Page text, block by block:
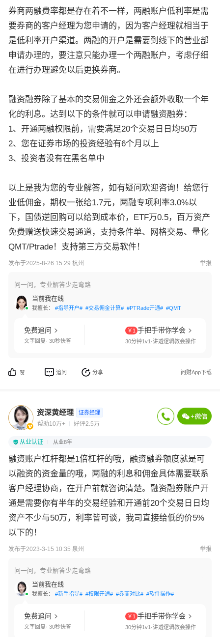
券商两融费率都是存在着不一样，两融账户低利率是需
要券商的客户经理为您申请的，因为客户经理就相当于
是低利率开户渠道。两融的开户是需要到线下的营业部
申请办理的，要注意只能办理一个两融账户，考虑仔细
在进行办理避免以后更换券商。
融资融券除了基本的交易佣金之外还会额外收取一个年
化的利息。达到以下的条件就可以申请融资融券：
1、开通两融权限前，需要满足20个交易日日均50万
2、您在证券市场的投资经验有6个月以上
3、投资者没有在黑名单中
以上是我为您的专业解答，如有疑问欢迎咨询！给您行
业低佣金，期权一张给1.7元，两融专项利率3.0%以
下，国债逆回购可以给到成本价，ETF万0.5，百万资产
免费赠送快速交易通道，支持条件单、网格交易、量化
QMT/Ptrade！支持第三方交易软件！
发布于2025-8-26 15:29 杭州 举报
问一问，专业解答少走弯路
当前我在线
我擅长： #指导开户# #交易佣金计算# #PTRade开通# #QMT开通#
免费追问
文字回复· 30秒快答
￥1 手把手带你学会
30分钟1v1·讲透逻辑教会操作
赞 追问 分享 问财App下载
资深黄经理 证券经理
帮助10万+ 好评2.5万
从业认证 从业8年
融资账户杠杆都是1倍杠杆的哦，融资融券额度就是可
以融资的资金量的哦，两融的利息和佣金具体需要联系
客户经理协商，在开户前就咨询清楚。融资融券账户开
通是需要你有半年的交易经验和开通前20个交易日日均
资产不少与50万，利率皆可谈，我司直接给低的价5%
以下的！
发布于2023-3-15 10:35 泉州 举报
问一问，专业解答少走弯路
当前我在线
我擅长： #新手指导# #权限开通# #券商对比# #软件操作#
免费追问
文字回复· 30秒快答
￥1 手把手带你学会
30分钟1v1·讲透逻辑教会操作